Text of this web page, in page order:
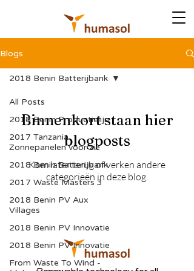
Blogs
All Posts
2018 Benin Productielijn
2017 Tanzania
Zonnepanelen voor zie
2018 Benin Batterijbank
2017 Waste Masters 3
2018 Benin PV Aux
Villages
2018 Benin PV Innovatie
2018 Benin PV Innovatie
From Waste To Wind -
2018 Benin Batterijbank
Binnenkort staan hier
blogposts
Kom later terug of verken andere
categorieën in deze blog.